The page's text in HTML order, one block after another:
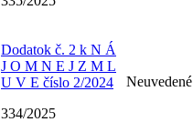
Dodatok č. 2 k N Á
J O M N E J Z M L
U V E číslo 2/2024
334/2025
Neuvedené